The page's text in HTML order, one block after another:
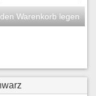
Warenkorb legen